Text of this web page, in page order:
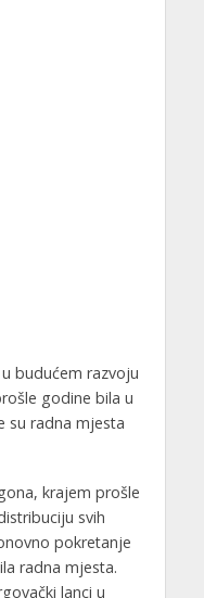
budućem razvoju
godine bila u
su radna mjesta
krajem prošle
svih
pokretanje
radna mjesta.
lanci u